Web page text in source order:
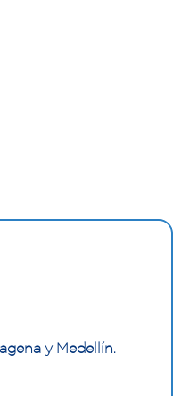
y Medellín.